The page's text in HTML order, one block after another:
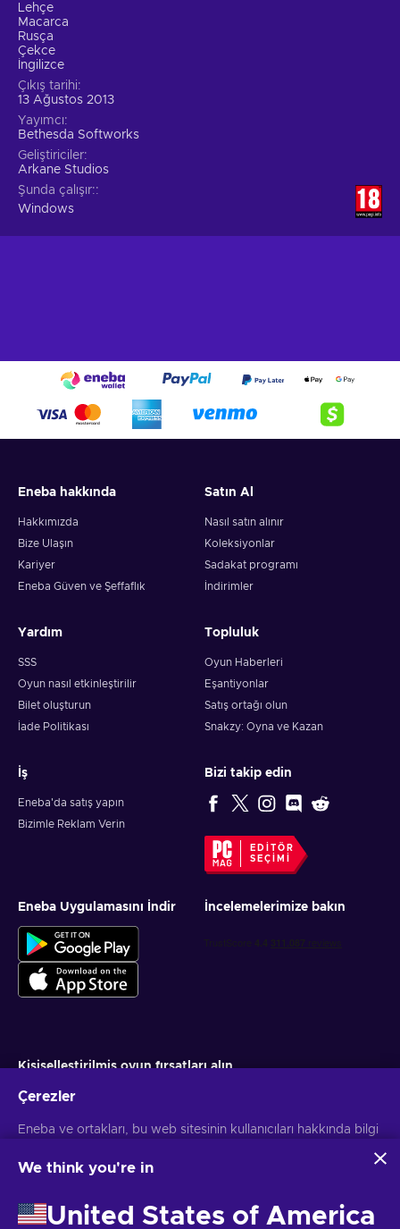
Lehçe
Macarca
Rusça
Çekce
İngilizce
Çıkış tarihi
13 Ağustos 2013
Yayımcı
Bethesda Softworks
Geliştiriciler
Arkane Studios
Şunda çalışır:
Windows
Eneba hakkında
Hakkımızda
Bize Ulaşın
Kariyer
Eneba Güven ve Şeffaflık
Satın Al
Nasıl satın alınır
Koleksiyonlar
Sadakat programı
İndirimler
Yardım
SSS
Oyun nasıl etkinleştirilir
Bilet oluşturun
İade Politikası
Topluluk
Oyun Haberleri
Eşantiyonlar
Satış ortağı olun
Snakzy: Oyna ve Kazan
İş
Eneba'da satış yapın
Bizimle Reklam Verin
Bizi takip edin
EDITÖR
SEÇIMI
Eneba Uygulamasını İndir İncelemelerimize bakın
Kişiselleştirilmiş oyun fırsatları alın
Aboneliğinizi istediğiniz zaman iptal edebilirsiniz. Daha fazla bilgi için
Çerezler
Eneba ve ortakları, bu web sitesinin kullanıcıları hakkında bilgi
kullanır. Bu bilgileri sitedeki içerik, reklamcılık ve diğer
reklam kişiselleştirmesi için de kullanılabilir.
'Tümünü kabul et'e tıklayarak, bu teknolojilerin Eneba ve
We think you're in
United States of America